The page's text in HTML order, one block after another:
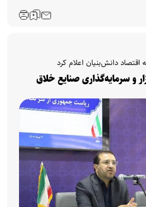
دانش‌بنیان اعلام کرد
و سرمایه‌گذاری صنایع خلاق